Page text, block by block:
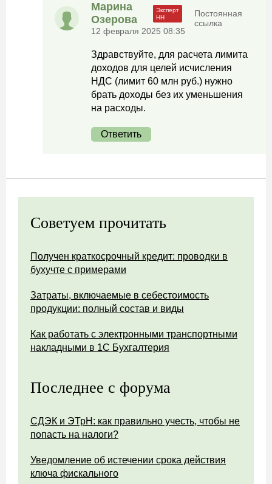
Марина
Озерова
12 февраля 2025 08:35
Постоянная
ссылка
Здравствуйте, для расчета лимита
доходов для целей исчисления
НДС (лимит 60 млн руб.) нужно
брать доходы без их уменьшения
на расходы.
Ответить
Советуем прочитать
Получен краткосрочный кредит: проводки в
бухучте с примерами
Затраты, включаемые в себестоимость
продукции: полный состав и виды
Как работать с электронными транспортными
накладными в 1С Бухгалтерия
Последнее с форума
СДЭК и ЭТрН: как правильно учесть, чтобы не
попасть на налоги?
Уведомление об истечении срока действия
ключа фискального